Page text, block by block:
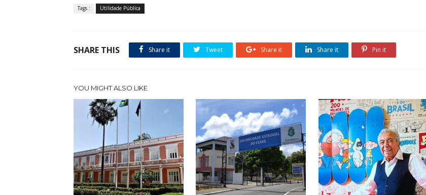
Tags : Utilidade Pública
SHARE THIS Share it Tweet Share it Share it Pin it
YOU MIGHT ALSO LIKE